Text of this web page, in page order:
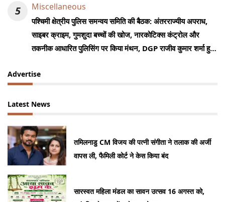
5 Miscellaneous
पश्चिमी क्षेत्रीय पुलिस समन्वय समिति की बैठक: अंतरराज्यीय अपराध,
साइबर क्राइम, गुमशुदा बच्चों की खोज, नारकोटिक्स कंट्रोल और
तकनीक आधारित पुलिसिंग पर किया मंथन, DGP राजीव कुमार शर्मा हुए
Advertise
Latest News
तमिलनाडु CM विजय की पत्नी संगीता ने तलाक की अर्जी
वापस ली, फैमिली कोर्ट ने केस किया बंद
सारस्वत महिला मंडल का सावन उत्सव 16 अगस्त को,